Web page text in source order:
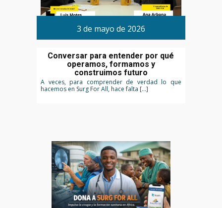
3 de mayo de 2026
Conversar para entender por qué
operamos, formamos y
construimos futuro
A veces, para comprender de verdad lo que
hacemos en Surg For All, hace falta […]